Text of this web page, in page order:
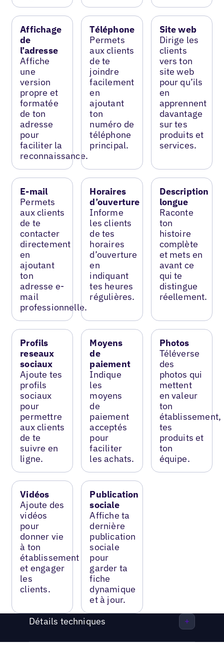
Affichage
de
l’adresse
Affiche
une
version
propre et
formatée
de ton
adresse
pour
faciliter la
reconnaissance.
Téléphone
Permets
aux clients
de te
joindre
facilement
en
ajoutant
ton
numéro de
téléphone
principal.
Site web
Dirige les
clients
vers ton
site web
pour qu’ils
en
apprennent
davantage
sur tes
produits et
services.
E-mail
Permets
aux clients
de te
contacter
directement
en
ajoutant
ton
adresse e-
mail
professionnelle.
Horaires
d’ouverture
Informe
les clients
de tes
horaires
d’ouverture
en
indiquant
tes heures
régulières.
Description
longue
Raconte
ton
histoire
complète
et mets en
avant ce
qui te
distingue
réellement.
Profils
reseaux
sociaux
Ajoute tes
profils
sociaux
pour
permettre
aux clients
de te
suivre en
ligne.
Moyens
de
paiement
Indique
les
moyens
de
paiement
acceptés
pour
faciliter
les achats.
Photos
Téléverse
des
photos qui
mettent
en valeur
ton
établissement,
tes
produits et
ton
équipe.
Vidéos
Ajoute des
vidéos
pour
donner vie
à ton
établissement
et engager
les
clients.
Publication
sociale
Affiche ta
dernière
publication
sociale
pour
garder ta
fiche
dynamique
et à jour.
Détails techniques